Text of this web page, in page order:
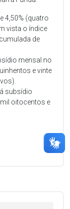
4,50% (quatro
vista o índice
de
mensal no
e vinte
subsídio
oitocentos e